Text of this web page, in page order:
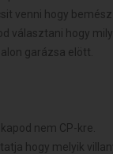
venni hogy
választani hogy
garázsa elött.
nem CP-kre.
hogy melyik